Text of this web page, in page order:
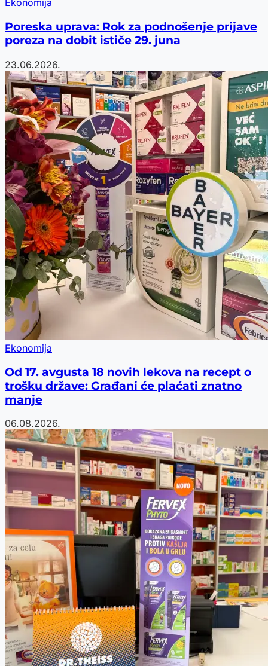
Ekonomija
Poreska uprava: Rok za podnošenje prijave
poreza na dobit ističe 29. juna
23.06.2026.
Ekonomija
Od 17. avgusta 18 novih lekova na recept o
trošku države: Građani će plaćati znatno
manje
06.08.2026.